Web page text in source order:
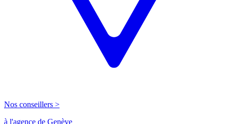
Nos conseillers >
à l'agence de Genève